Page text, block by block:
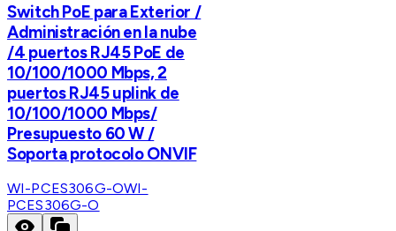
Switch PoE para Exterior /
Administración en la nube
/4 puertos RJ45 PoE de
10/100/1000 Mbps, 2
puertos RJ45 uplink de
10/100/1000 Mbps/
Presupuesto 60 W /
Soporta protocolo ONVIF
WI-PCES306G-OWI-
PCES306G-O